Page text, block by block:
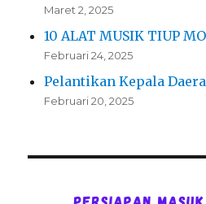
Maret 2, 2025
10 ALAT MUSIK TIUP
Februari 24, 2025
Pelantikan Kepala
Februari 20, 2025